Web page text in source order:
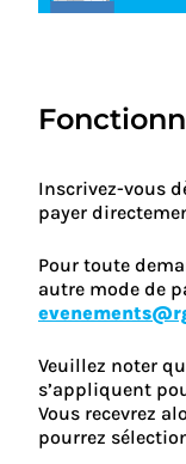
Inscrivez-vous
payer
Pour toute
autre mode de
Veuillez noter
s’appliquent
Vous recevrez
pourrez